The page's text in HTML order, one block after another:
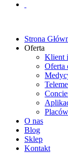
Strona
Oferta
Klient
Oferta
O nas
Blog
Sklep
Kontakt